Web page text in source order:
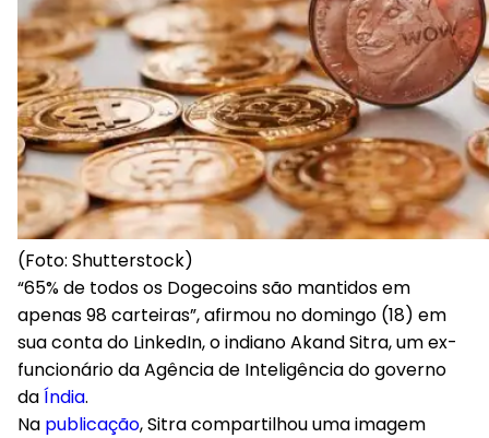
(Foto: Shutterstock)
“65% de todos os Dogecoins são mantidos em
apenas 98 carteiras”, afirmou no domingo (18) em
sua conta do LinkedIn, o indiano Akand Sitra, um ex-
funcionário da Agência de Inteligência do governo
daÍndia.
Na publicação, Sitra compartilhou uma imagem